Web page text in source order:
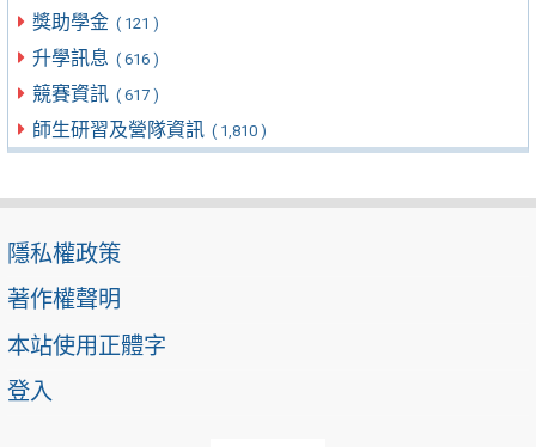
獎助學金 ( 121 )
升學訊息 ( 616 )
競賽資訊 ( 617 )
師生研習及營隊資訊 ( 1,810 )
隱私權政策
著作權聲明
本站使用正體字
登入